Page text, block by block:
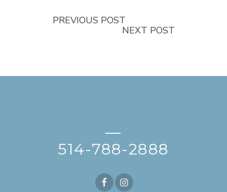
PREVIOUS POST
NEXT POST
—
514-788-2888